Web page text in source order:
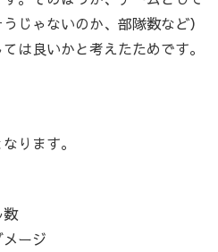
じゃないのか、部隊数など）
は良いかと考えたためです。
ります。
ージ